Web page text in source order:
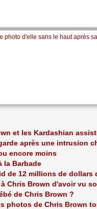
photo d'elle sans le haut après
et les Kardashian
après une intrusion
encore moins
la Barbade
de 12 millions de dollars
Chris Brown d'avoir vu
de Chris Brown ?
photos de Chris Brown